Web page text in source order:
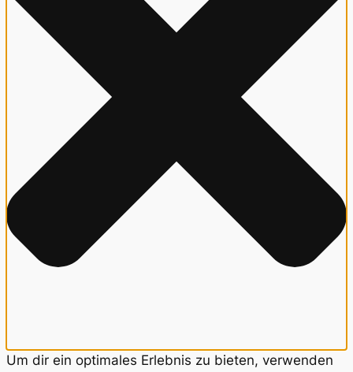
Um dir ein optimales Erlebnis zu bieten, verwenden